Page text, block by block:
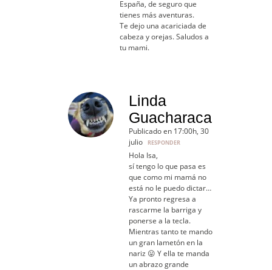
España, de seguro que
tienes más aventuras.
Te dejo una acariciada de
cabeza y orejas. Saludos a
tu mami.
Linda
Guacharaca
Publicado en 17:00h, 30
julio
RESPONDER
Hola Isa,
sí tengo lo que pasa es
que como mi mamá no
está no le puedo dictar…
Ya pronto regresa a
rascarme la barriga y
ponerse a la tecla.
Mientras tanto te mando
un gran lametón en la
nariz 😛 Y ella te manda
un abrazo grande